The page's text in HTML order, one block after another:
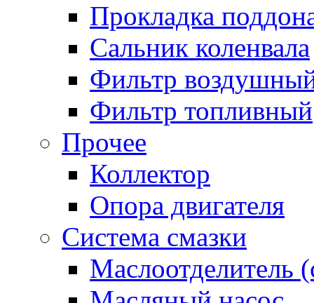
Прокладка
Сальник коленвала
Фильтр
Фильтр топливный
Прочее
Коллектор
Опора двигателя
Система смазки
Маслоотделитель